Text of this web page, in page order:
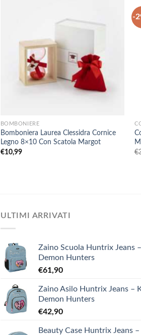
BOMBONIERE
Bomboniera Laurea Clessidra Cornice
Legno 8×10 Con Scatola Margot
€10,99
-
€
ULTIMI ARRIVATI
Zaino Scuola Huntrix Jeans
Demon Hunters
€61,90
Zaino Asilo Huntrix Jeans –
Demon Hunters
€42,90
Beauty Case Huntrix Jeans